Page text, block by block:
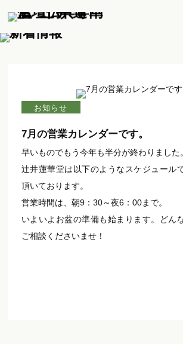
お知らせ
7月の営業カレンダーです。
早いものでもう今年も半分が終わりました。
辻井蓮華堂は以下のようなスケジュール
頂いております。
営業時間は、朝9：30～夜6：00まで。
いよいよお盆の準備も始まります。どん
ご相談くださいませ！